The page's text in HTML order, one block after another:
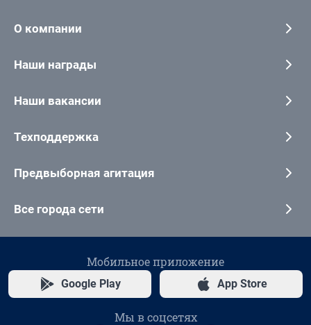
О компании
Наши награды
Наши вакансии
Техподдержка
Предвыборная агитация
Все города сети
Мобильное приложение
Google Play App Store
Мы в соцсетях